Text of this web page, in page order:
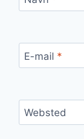
E-mail *
Websted